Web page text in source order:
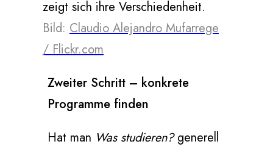
zeigt sich ihre Verschiedenheit.
Bild: Claudio Alejandro Mufarrege
/ Flickr.com
Zweiter Schritt – konkrete
Programme finden
Hat man Was studieren?generell